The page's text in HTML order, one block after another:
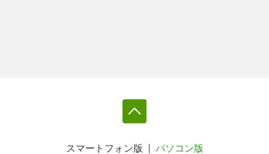
スマートフォン版 パソコン版